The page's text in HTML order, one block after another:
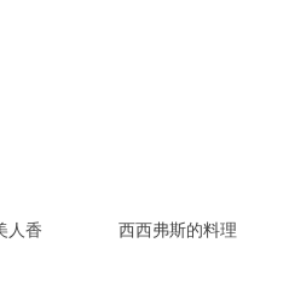
人香 西西弗斯的料理